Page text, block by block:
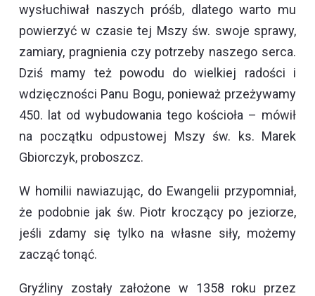
wysłuchiwał naszych próśb, dlatego warto mu
powierzyć w czasie tej Mszy św. swoje sprawy,
zamiary, pragnienia czy potrzeby naszego serca.
Dziś mamy też powodu do wielkiej radości i
wdzięczności Panu Bogu, ponieważ przeżywamy
450. lat od wybudowania tego kościoła – mówił
na początku odpustowej Mszy św. ks. Marek
Gbiorczyk, proboszcz.
W homilii nawiazując, do Ewangelii przypomniał,
że podobnie jak św. Piotr kroczący po jeziorze,
jeśli zdamy się tylko na własne siły, możemy
zacząć tonąć.
Gryźliny zostały założone w 1358 roku przez